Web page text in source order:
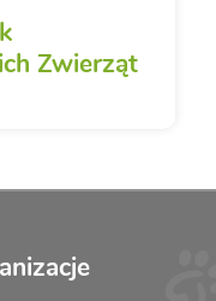
Zwierząt